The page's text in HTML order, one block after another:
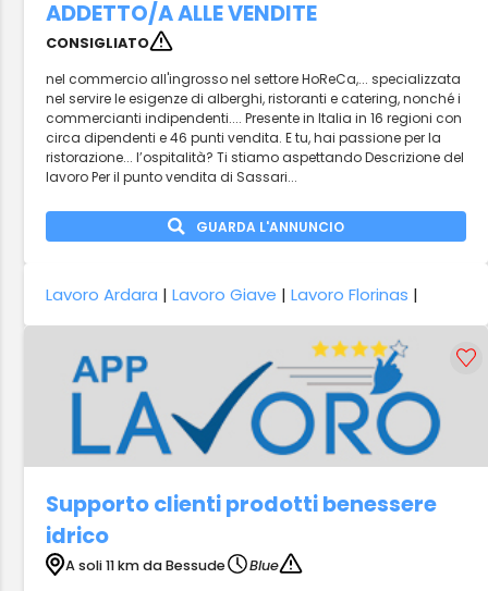
ADDETTO/A ALLE VENDITE
CONSIGLIATO
nel commercio all'ingrosso nel settore HoReCa,... specializzata
nel servire le esigenze di alberghi, ristoranti e catering, nonché i
commercianti indipendenti.... Presente in Italia in 16 regioni con
circa dipendenti e 46 punti vendita. E tu, hai passione per la
ristorazione... l’ospitalità? Ti stiamo aspettando Descrizione del
lavoro Per il punto vendita di Sassari...
GUARDA L'ANNUNCIO
Lavoro Ardara |Lavoro Giave |Lavoro Florinas |
Supporto clienti prodotti benessere
idrico
A soli 11 km da Bessude
Blue